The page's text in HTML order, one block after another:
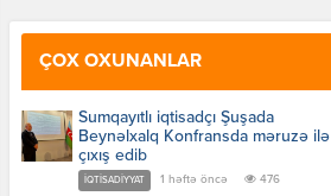
ÇOX OXUNANLAR
Sumqayıtlı iqtisadçı Şuşada
Beynəlxalq Konfransda məruzə ilə
çıxış edib
İQTISADIYYAT 1 həftə öncə 476